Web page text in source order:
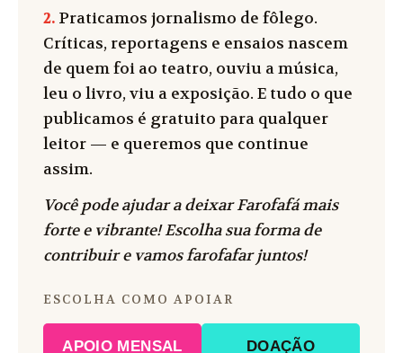
2. Praticamos jornalismo de fôlego.
Críticas, reportagens e ensaios nascem
de quem foi ao teatro, ouviu a música,
leu o livro, viu a exposição. E tudo o que
publicamos é gratuito para qualquer
leitor — e queremos que continue
assim.
Você pode ajudar a deixar Farofafá mais
forte e vibrante! Escolha sua forma de
contribuir e vamos farofafar juntos!
ESCOLHA COMO APOIAR
APOIO MENSAL DOAÇÃO